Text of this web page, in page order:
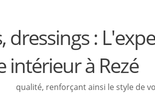
dressings :
intérieur à Rezé
qualité, renforçant ainsi le style de